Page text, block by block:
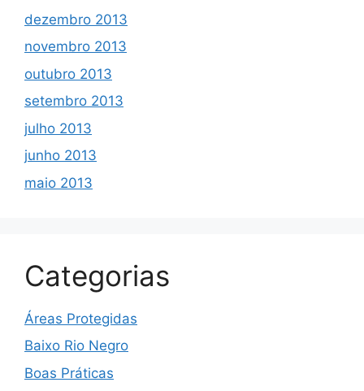
dezembro 2013
novembro 2013
outubro 2013
setembro 2013
julho 2013
junho 2013
maio 2013
Categorias
Áreas Protegidas
Baixo Rio Negro
Boas Práticas